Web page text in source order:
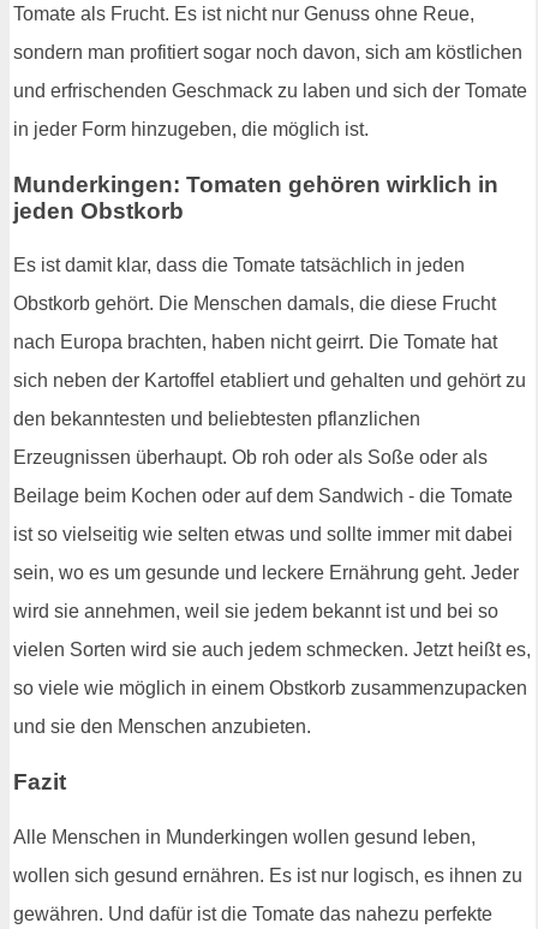
Tomate als Frucht. Es ist nicht nur Genuss ohne Reue,
sondern man profitiert sogar noch davon, sich am köstlichen
und erfrischenden Geschmack zu laben und sich der Tomate
in jeder Form hinzugeben, die möglich ist.
Munderkingen: Tomaten gehören wirklich in
jeden Obstkorb
Es ist damit klar, dass die Tomate tatsächlich in jeden
Obstkorb gehört. Die Menschen damals, die diese Frucht
nach Europa brachten, haben nicht geirrt. Die Tomate hat
sich neben der Kartoffel etabliert und gehalten und gehört zu
den bekanntesten und beliebtesten pflanzlichen
Erzeugnissen überhaupt. Ob roh oder als Soße oder als
Beilage beim Kochen oder auf dem Sandwich - die Tomate
ist so vielseitig wie selten etwas und sollte immer mit dabei
sein, wo es um gesunde und leckere Ernährung geht. Jeder
wird sie annehmen, weil sie jedem bekannt ist und bei so
vielen Sorten wird sie auch jedem schmecken. Jetzt heißt es,
so viele wie möglich in einem Obstkorb zusammenzupacken
und sie den Menschen anzubieten.
Fazit
Alle Menschen in Munderkingen wollen gesund leben,
wollen sich gesund ernähren. Es ist nur logisch, es ihnen zu
gewähren. Und dafür ist die Tomate das nahezu perfekte